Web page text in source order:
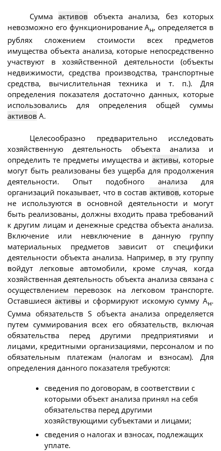
Суммаактивов объекта анализа, без которых
невозможно его функционирование Ан, определяется в
рублях сложением стоимости всех предметов
имущества объекта анализа, которые непосредственно
участвуют в хозяйственной деятельности (объекты
недвижимости, средства производства, транспортные
средства, вычислительная техника и т. п.). Для
определения показателя достаточно данных, которые
использовались для определения общей суммы
активов A.
Целесообразно предварительно исследовать
хозяйственную деятельность объекта анализа и
определить те предметы имущества и активы, которые
могут быть реализованы без ущерба для продолжения
деятельности. Опыт подобного анализа для
организаций показывает, что в состав активов, которые
не используются в основной деятельности и могут
быть реализованы, должны входить права требований
к другим лицам и денежные средства объекта анализа.
Включение или невключение в данную группу
материальных предметов зависит от специфики
деятельности объекта анализа. Например, в эту группу
войдут легковые автомобили, кроме случая, когда
хозяйственная деятельность объекта анализа связана с
осуществлением перевозок на легковом транспорте.
Оставшиеся активы и сформируют искомую сумму Ан.
Cумма обязательств S объекта анализа определяется
путем суммирования всех его обязательств, включая
обязательства перед другими предприятиями и
лицами, кредитными организациями, персоналом и по
обязательным платежам (налогам и взносам). Для
определения данного показателя требуются:
сведения по договорам, в соответствии с
которыми объект анализа принял на себя
обязательства перед другими
хозяйствующими субъектами и лицами;
сведения о налогах и взносах, подлежащих
уплате.